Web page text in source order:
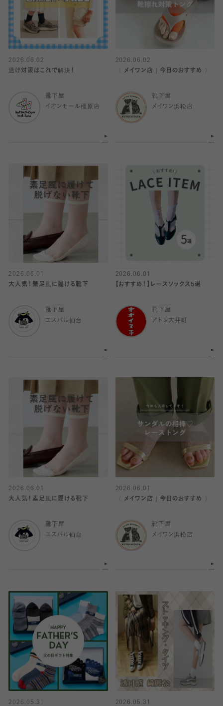
2026.06.02
透け対策はこれで解決！
靴下屋
イオンモール橿原店
2026.06.02
〈 メイワン店｜今日のおすすめ 〉
靴下屋
メイワン浜松店
2026.06.01
大人気！素足風に履ける靴下
靴下屋
エスパル仙台
2026.06.01
【おすすめ！】レースソックス5選
靴下屋
アトレ大井町
2026.06.01
大人気！素足風に履ける靴下
靴下屋
エスパル仙台
2026.06.01
〈 メイワン店｜今日のおすすめ 〉
靴下屋
メイワン浜松店
2026.05.31
2026.05.31